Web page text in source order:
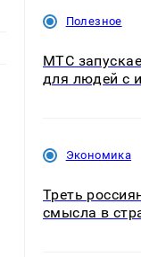
Полезное
МТС
для людей с
Экономика
Треть
смысла в